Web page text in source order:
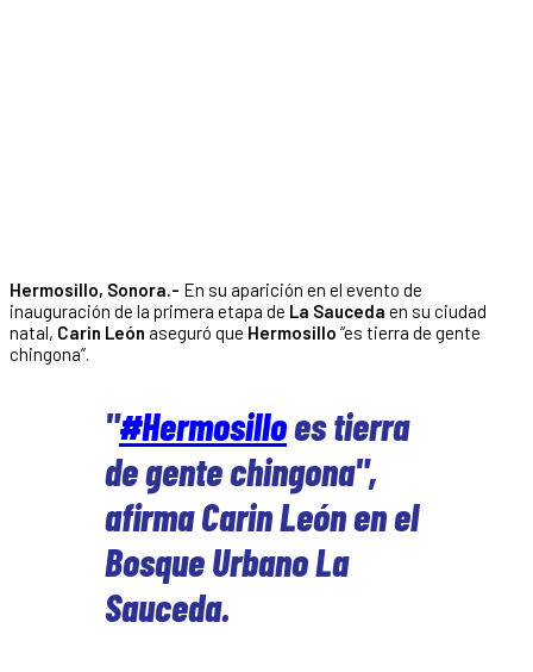
Hermosillo, Sonora.- En su aparición en el evento de
inauguración de la primera etapa de La Sauceda en su ciudad
natal, Carin León aseguró que Hermosillo “es tierra de gente
chingona”.
"#Hermosilloes tierra
de gente chingona",
afirma Carin León en el
Bosque Urbano La
Sauceda.